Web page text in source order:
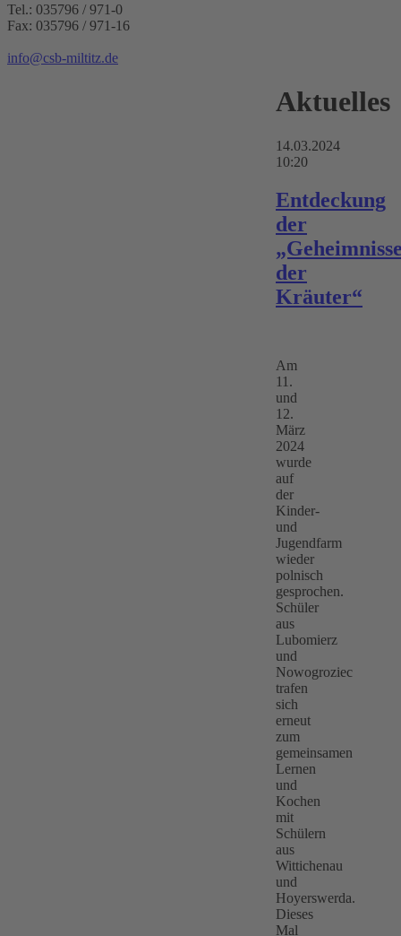
Tel.: 035796 / 971-0
Fax: 035796 / 971-16
info@csb-miltitz.de
Aktuelles
14.03.2024
10:20
Entdeckung
der
der
Kräuter“
Am
11.
und
12.
März
2024
wurde
auf
der
Kinder-
und
Jugendfarm
wieder
polnisch
gesprochen.
Schüler
aus
Lubomierz
und
Nowogroziec
trafen
sich
erneut
zum
gemeinsamen
Lernen
und
Kochen
mit
Schülern
aus
Wittichenau
und
Hoyerswerda.
Dieses
Mal